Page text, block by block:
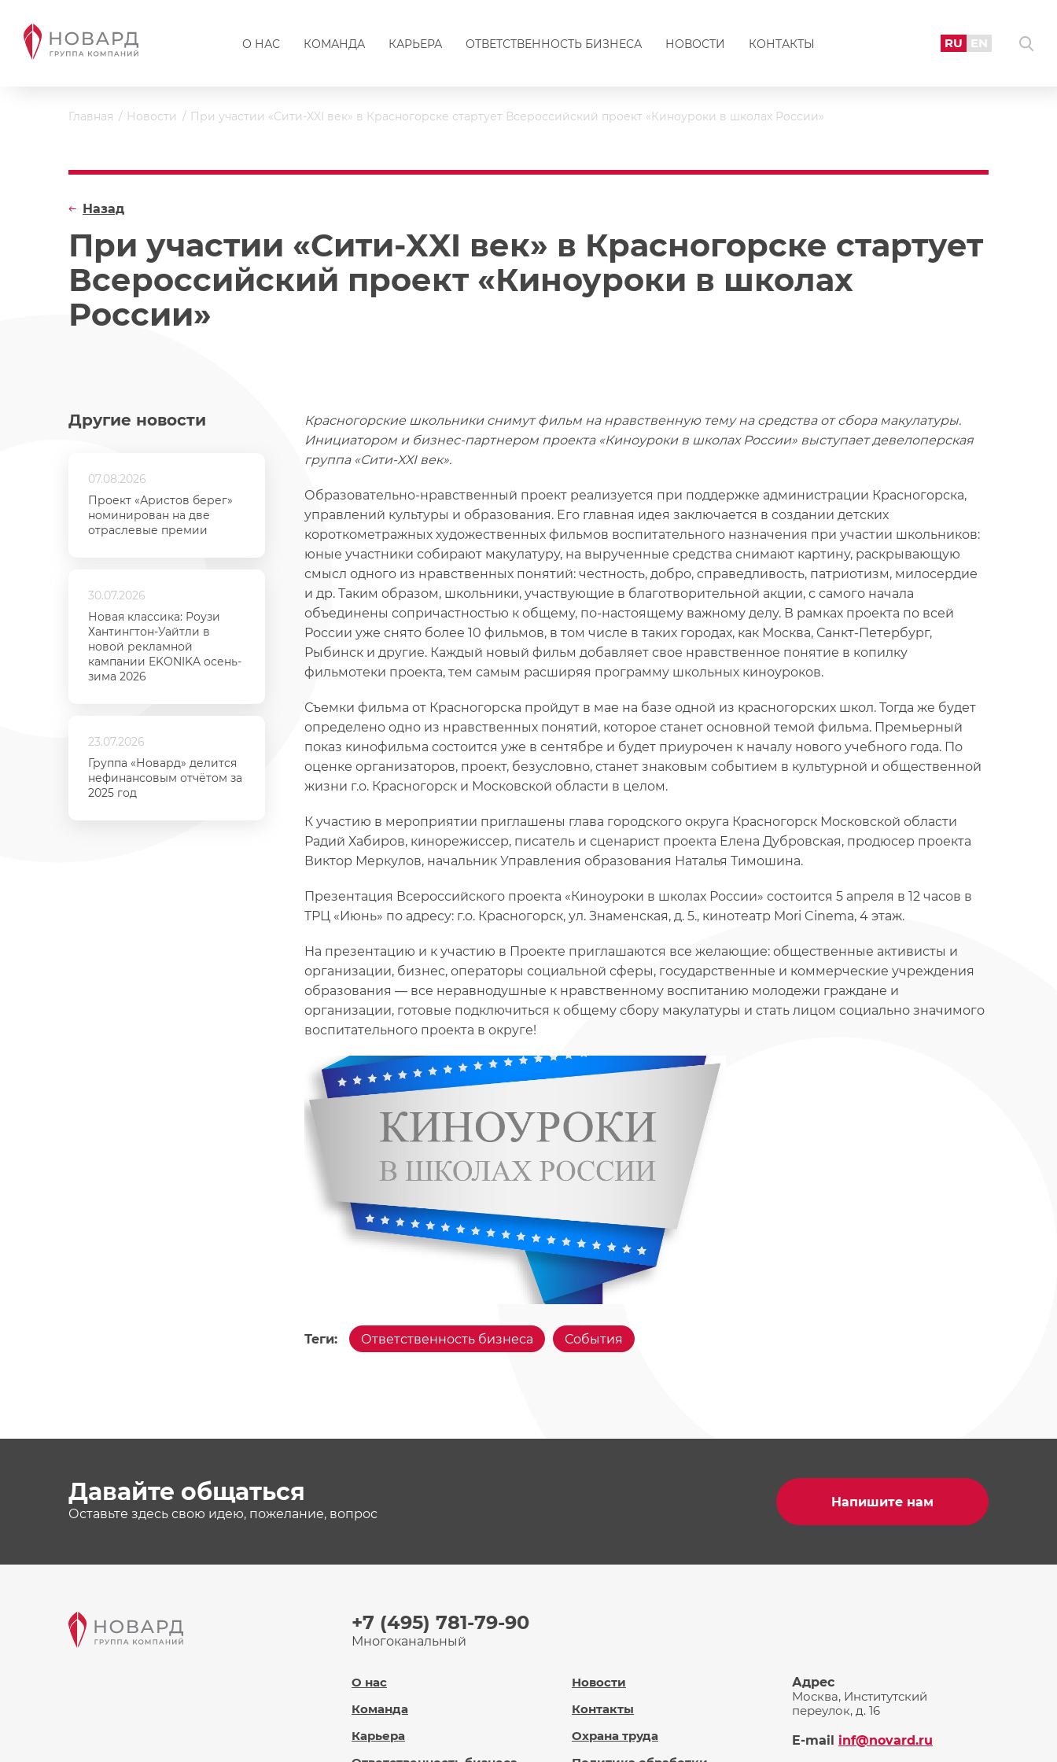
О НАС КОМАНДА КАРЬЕРА ОТВЕТСТВЕННОСТЬ БИЗНЕСА НОВОСТИ КОНТАКТЫ RU EN
Главная Новости При участии «Сити-XXI век» в Красногорске стартует Всероссийский проект «Киноуроки в школах России»
При участии «Сити-XXI век» в Красногорске стартует
Всероссийский проект «Киноуроки в школах
России»
Назад
Другие новости
07.08.2026
Проект «Аристов берег»
номинирован на две
отраслевые премии
30.07.2026
Новая классика: Роузи
Хантингтон-Уайтли в
новой рекламной
кампании EKONIKA осень-
зима 2026
23.07.2026
Группа «Новард» делится
нефинансовым отчётом за
2025 год
Красногорские школьники снимут фильм на нравственную тему на средства от сбора макулатуры.
Инициатором и бизнес-партнером проекта «Киноуроки в школах России» выступает девелоперская
группа «Сити-XXI век».
Образовательно-нравственный проект реализуется при поддержке администрации Красногорска,
управлений культуры и образования. Его главная идея заключается в создании детских
короткометражных художественных фильмов воспитательного назначения при участии школьников:
юные участники собирают макулатуру, на вырученные средства снимают картину, раскрывающую
смысл одного из нравственных понятий: честность, добро, справедливость, патриотизм, милосердие
и др. Таким образом, школьники, участвующие в благотворительной акции, с самого начала
объединены сопричастностью к общему, по-настоящему важному делу. В рамках проекта по всей
России уже снято более 10 фильмов, в том числе в таких городах, как Москва, Санкт-Петербург,
Рыбинск и другие. Каждый новый фильм добавляет свое нравственное понятие в копилку
фильмотеки проекта, тем самым расширяя программу школьных киноуроков.
Съемки фильма от Красногорска пройдут в мае на базе одной из красногорских школ. Тогда же будет
определено одно из нравственных понятий, которое станет основной темой фильма. Премьерный
показ кинофильма состоится уже в сентябре и будет приурочен к началу нового учебного года. По
оценке организаторов, проект, безусловно, станет знаковым событием в культурной и общественной
жизни г.о. Красногорск и Московской области в целом.
К участию в мероприятии приглашены глава городского округа Красногорск Московской области
Радий Хабиров, кинорежиссер, писатель и сценарист проекта Елена Дубровская, продюсер проекта
Виктор Меркулов, начальник Управления образования Наталья Тимошина.
Презентация Всероссийского проекта «Киноуроки в школах России» состоится 5 апреля в 12 часов в
ТРЦ «Июнь» по адресу: г.о. Красногорск, ул. Знаменская, д. 5., кинотеатр Mori Cinema, 4 этаж.
На презентацию и к участию в Проекте приглашаются все желающие: общественные активисты и
организации, бизнес, операторы социальной сферы, государственные и коммерческие учреждения
образования — все неравнодушные к нравственному воспитанию молодежи граждане и
организации, готовые подключиться к общему сбору макулатуры и стать лицом социально значимого
воспитательного проекта в округе!
Теги: Ответственность бизнеса События
Давайте общаться
Оставьте здесь свою идею, пожелание, вопрос
Напишите нам
+7 (495) 781-79-90
Многоканальный
О нас
Команда
Карьера
Новости
Контакты
Охрана труда
Адрес
Москва, Институтский
переулок, д. 16
E-mail inf@novard.ru